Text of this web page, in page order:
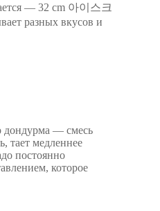
— 32 cm 아이스크
разных вкусов и
дондурма — смесь
тает медленнее
постоянно
которое